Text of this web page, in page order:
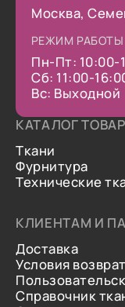
Москва,
РЕЖИМ РАБОТЫ
Пн-Пт: 10:00-
Сб: 11:00-
Вс: Выходной
КАТАЛОГ
Ткани
Фурнитура
Технические
КЛИЕНТАМ И
Доставка
Условия
Справочник